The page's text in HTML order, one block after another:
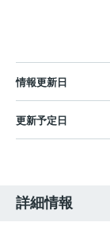
情報更新日
更新予定日
詳細情報